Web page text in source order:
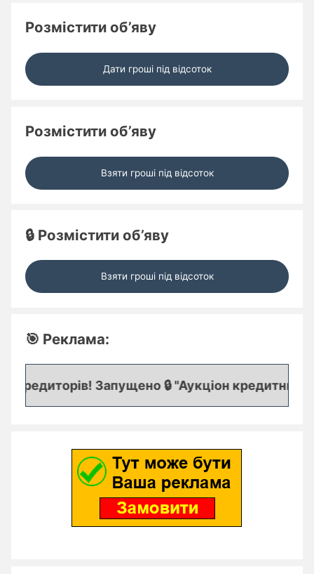
Розмістити об’яву
Дати гроші під відсоток
Розмістити об’яву
Взяти гроші під відсоток
🔒 Розмістити об’яву
Взяти гроші під відсоток
🎯 Реклама:
Запущено 🔒 "Аукціон кредитних